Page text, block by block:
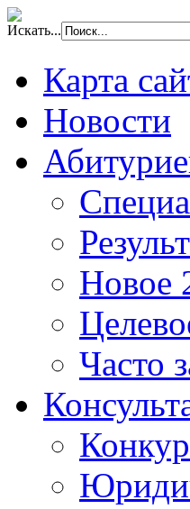
Искать...
Карта
Новости
Новое
Часто